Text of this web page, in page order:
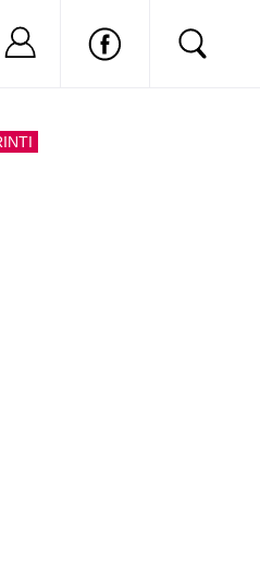
Nu ai cont?